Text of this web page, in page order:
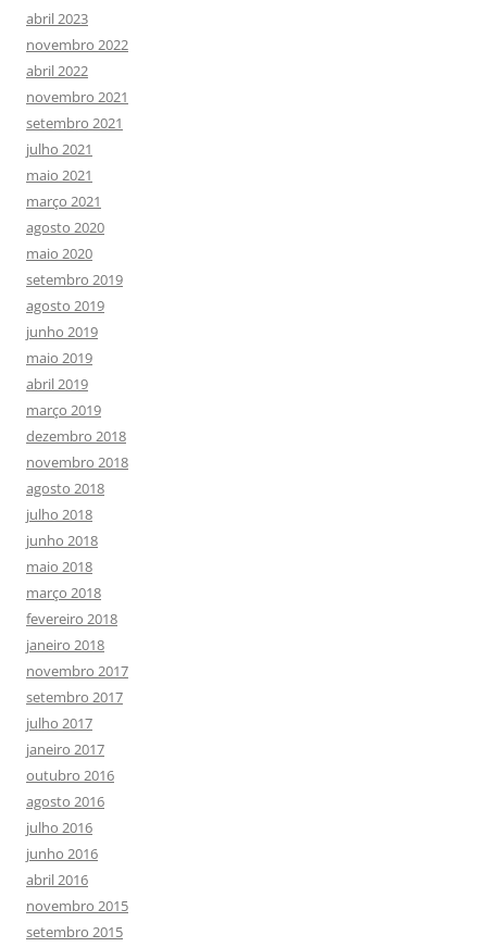
abril 2023
novembro 2022
abril 2022
novembro 2021
setembro 2021
julho 2021
maio 2021
março 2021
agosto 2020
maio 2020
setembro 2019
agosto 2019
junho 2019
maio 2019
abril 2019
março 2019
dezembro 2018
novembro 2018
agosto 2018
julho 2018
junho 2018
maio 2018
março 2018
fevereiro 2018
janeiro 2018
novembro 2017
setembro 2017
julho 2017
janeiro 2017
outubro 2016
agosto 2016
julho 2016
junho 2016
abril 2016
novembro 2015
setembro 2015